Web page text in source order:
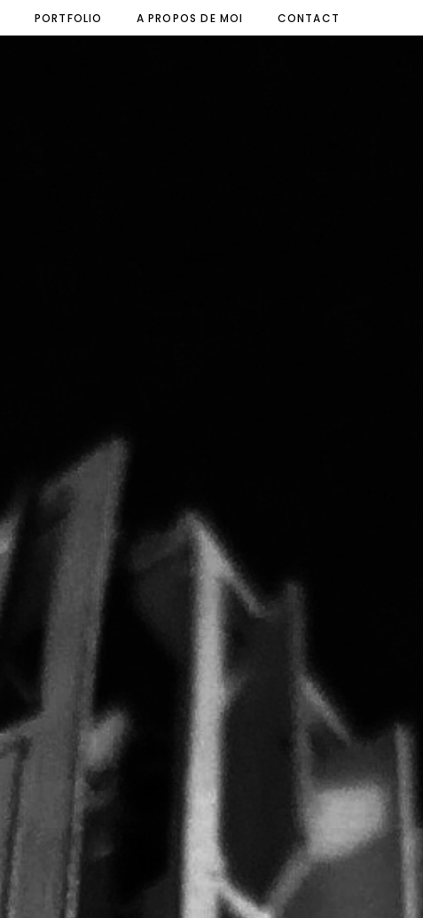
PORTFOLIO A PROPOS DE MOI CONTACT